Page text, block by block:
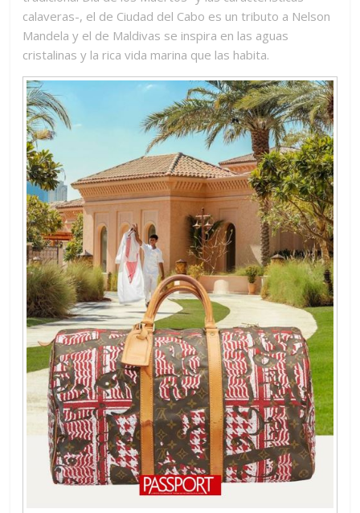
calaveras-, el de Ciudad del Cabo es un tributo a Nelson
Mandela y el de Maldivas se inspira en las aguas
cristalinas y la rica vida marina que las habita.